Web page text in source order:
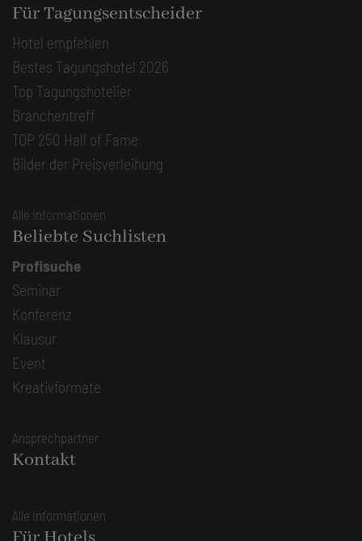
Für Tagungsentscheider
Hotel empfehlen
Bestes Tagungshotel 2026
Top Tagungshotelier
Branchentreff
TOP 250 Hall of Fame
Bilder der Preisverleihung
Alle Informationen
Beliebte Suchlisten
Profisuche
Seminar
Konferenz
Klausur
Event
Kreativformate
Ansprechpartner
Kontakt
Alle Informationen